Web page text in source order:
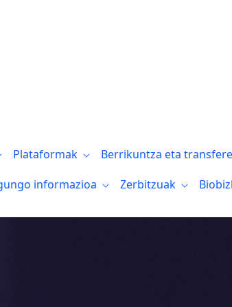
Plataformak Berrikuntza eta
informazioa Zerbitzuak